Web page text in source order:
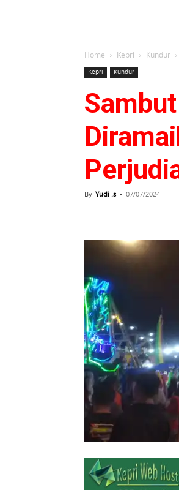
Home Kepri Kundur
Kepri Kundur
By Yudi .s - 07/07/2024